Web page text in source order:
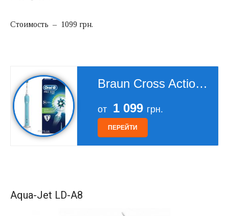
Стоимость – 1099 грн.
Braun Cross Action PRO 500
от 1 099 грн.
ПЕРЕЙТИ
Aqua-Jet LD-A8